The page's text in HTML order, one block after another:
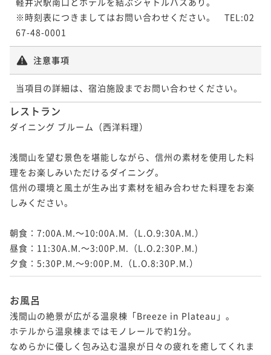
※時刻表につきましてはお問い合わせください。　TEL:02
67-48-0001
注意事項
当項目の詳細は、宿泊施設までお問い合わせください。
レストラン
ダイニング ブルーム（西洋料理）
浅間山を望む景色を堪能しながら、信州の素材を使用した料
理をお楽しみいただけるダイニング。
信州の環境と風土が生み出す素材を組み合わせた料理をお楽
しみください。
朝食：7:00A.M.～10:00A.M.（L.O.9:30A.M.）
昼食：11:30A.M.～3:00P.M.（L.O.2:30P.M.)
夕食：5:30P.M.～9:00P.M.（L.O.8:30P.M.）
お風呂
浅間山の絶景が広がる温泉棟「Breeze in Plateau」。
ホテルから温泉棟まではモノレールで約1分。
なめらかに優しく包み込む温泉が日々の疲れを癒してくれま